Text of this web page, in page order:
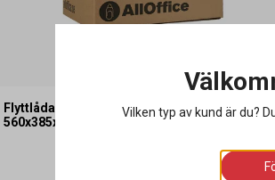
Flyttlåda AllOffice 7mm Dubbelwell Brun
560x385x350mm
Vilken typ av kund är du?